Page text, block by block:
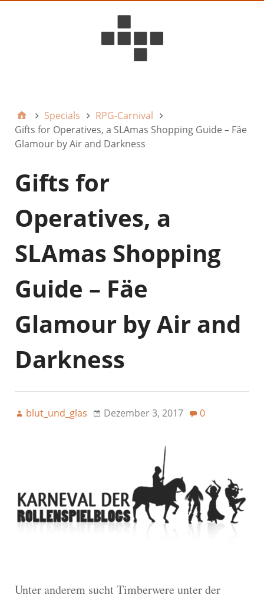
Specials
RPG-Carnival
Gifts for Operatives, a SLAmas Shopping Guide – Fäe
Glamour by Air and Darkness
Gifts for
Operatives, a
SLAmas Shopping
Guide – Fäe
Glamour by Air and
Darkness
blut_und_glas Dezember 3, 2017 0
Unter anderem sucht Timberwere unter der